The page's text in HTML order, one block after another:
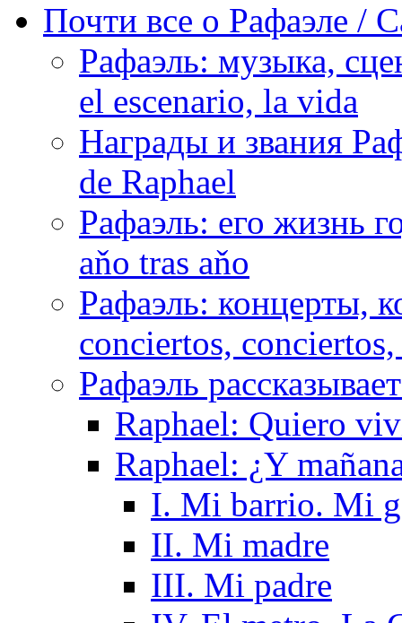
Почти все о Рафаэле /
Рафаэль: музыка,
el escenario, la vida
Награды и звания
de Raphael
Рафаэль: его жизнь
aňo tras aňo
Рафаэль: концерты,
conciertos,
Рафаэль
Raphael: Quiero
Raphael: ¿Y
I. Mi barrio. Mi
II. Mi madre
III. Mi padre